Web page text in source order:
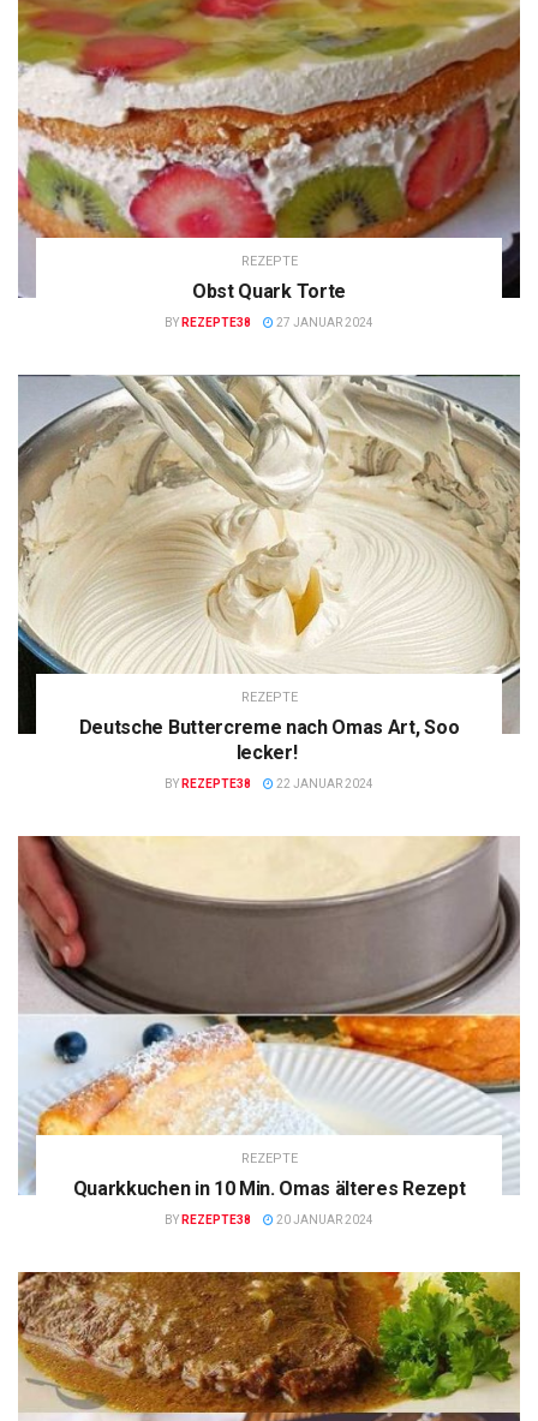
REZEPTE
Obst Quark Torte
BY REZEPTE38 27 JANUAR 2024
REZEPTE
Deutsche Buttercreme nach Omas Art, Soo
lecker!
BY REZEPTE38 22 JANUAR 2024
REZEPTE
Quarkkuchen in 10 Min. Omas älteres Rezept
BY REZEPTE38 20 JANUAR 2024